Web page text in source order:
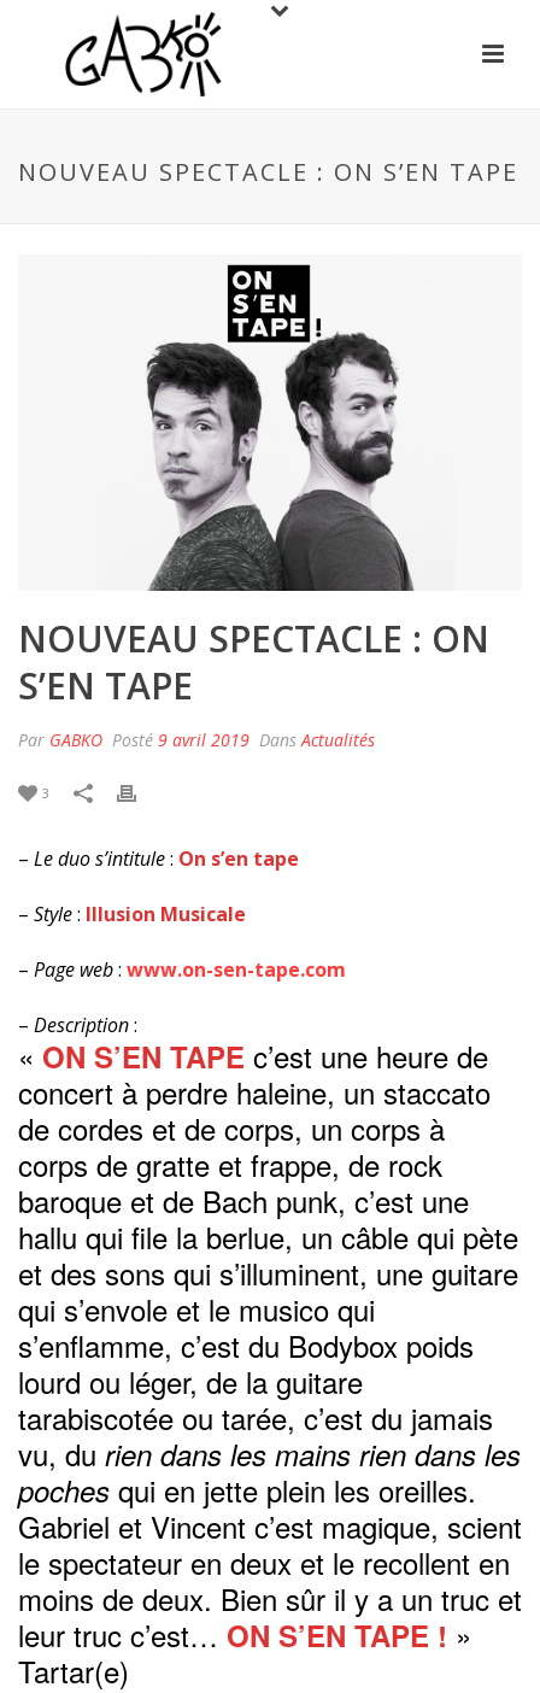
NOUVEAU SPECTACLE : ON S’EN TAPE
NOUVEAU SPECTACLE : ON
S’EN TAPE
Par GABKO Posté 9 avril 2019 Dans Actualités
3
– Le duo s’intitule: On s’en tape
– Style: Illusion Musicale
– Page web: www.on-sen-tape.com
– Description:
« ON S’EN TAPE c’est une heure de
concert à perdre haleine, un staccato
de cordes et de corps, un corps à
corps de gratte et frappe, de rock
baroque et de Bach punk, c’est une
hallu qui file la berlue, un câble qui pète
et des sons qui s’illuminent, une guitare
qui s’envole et le musico qui
s’enflamme, c’est du Bodybox poids
lourd ou léger, de la guitare
tarabiscotée ou tarée, c’est du jamais
vu, du rien dans les mains rien dans les
poches qui en jette plein les oreilles.
Gabriel et Vincent c’est magique, scient
le spectateur en deux et le recollent en
moins de deux. Bien sûr il y a un truc et
leur truc c’est… ON S’EN TAPE ! »
Tartar(e)